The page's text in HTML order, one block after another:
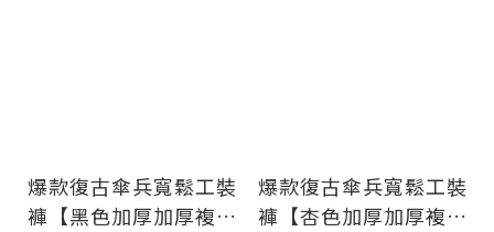
爆款復古傘兵寬鬆工裝
褲【黑色加厚加厚複合
爆款復古傘兵寬鬆工裝
褲【杏色加厚加厚複合